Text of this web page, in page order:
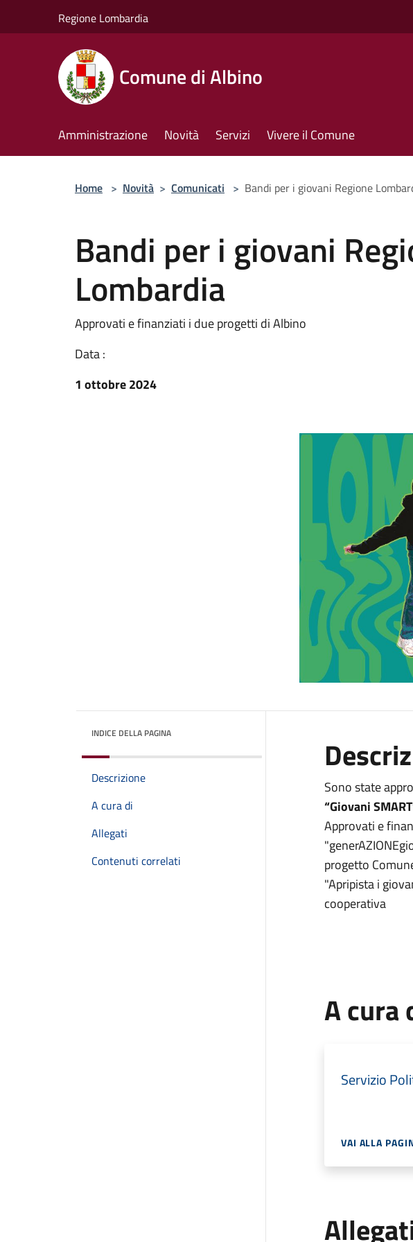
Regione Lombardia
Comune di Albino
Amministrazione Novità Servizi Vivere il Comune
Home > Novità > Comunicati > Bandi per i giovani Regione
Bandi per i giovani
Lombardia
Approvati e finanziati i due progetti di Albino
Data :
1 ottobre 2024
INDICE DELLA PAGINA
Descrizione
A cura di
Allegati
Contenuti correlati
Sono state
“Giovani
Approvati e
progetto
"Apripista i
cooperativa
A cura
Servizio
VAI ALLA